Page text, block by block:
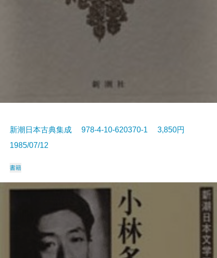
新潮日本古典集成 978-4-10-620370-1 3,850円
1985/07/12
書籍